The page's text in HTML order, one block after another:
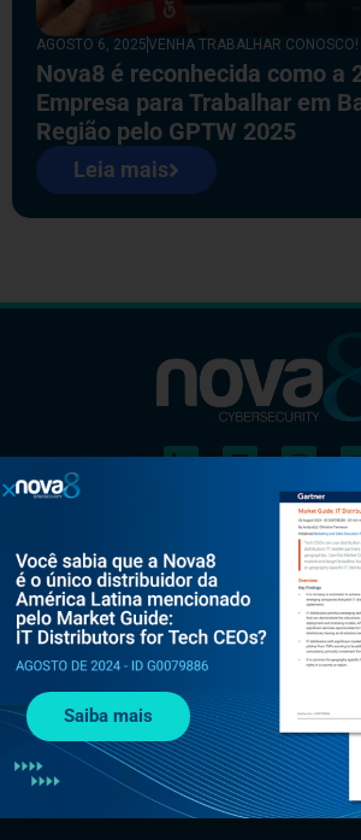
AGOSTO 6, 2025VENHA TRABALHAR CONOSCO!
Nova8 é reconhecida como a
Empresa para Trabalhar em
Região pelo GPTW 2025
Leia mais
Al. Rio Negro, 585 - Torre Jaçarí - 13º
Alphaville, Barueri - SP, 06454-000
+55 (11) 3375 0133
contato@nova8.com.br
Fale com a Nova8 pelo WhatsApp
Saiba mais